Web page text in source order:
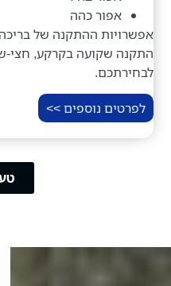
אפור כהה
התקנה שקועה בקרקע, חצי-
לבחירתכם.
לפרטים נוספים >>